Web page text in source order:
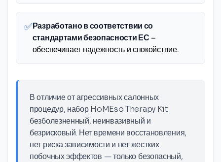
✅Разработано в соответствии со
стандартами безопасности ЕС –
обеспечивает надежность и спокойствие.
В отличие от агрессивных салонных
процедур, набор HoMEso Therapy Kit
безболезненный, неинвазивный и
безрисковый. Нет времени восстановления,
нет риска зависимости и нет жестких
побочных эффектов — только безопасный,